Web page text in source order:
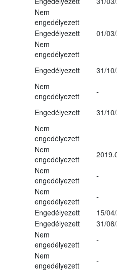
Nem
engedélyezett
Engedélyezett
01/
Nem
engedélyezett
Engedélyezett 31/
Nem
engedélyezett
-
Engedélyezett 31/
Nem
engedélyezett
Nem
engedélyezett
Nem
engedélyezett
-
Nem
engedélyezett
-
Engedélyezett
15/
Engedélyezett
31/
Nem
engedélyezett
-
Nem
engedélyezett
-